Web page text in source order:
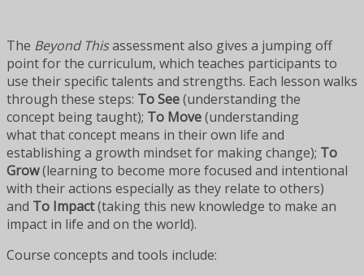
The Beyond Thisassessment also gives a jumping off
point for the curriculum, which teaches participants to
use their specific talents and strengths. Each lesson walks
through these steps: To See(understanding the
concept being taught); To Move(understanding
what that concept means in their own life and
establishing a growth mindset for making change); To
Grow(learning to become more focused and intentional
with their actions especially as they relate to others)
and To Impact(taking this new knowledge to make an
impact in life and on the world).
Course concepts and tools include: